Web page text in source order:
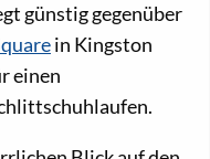
günstig gegenüber
in Kingston
einen